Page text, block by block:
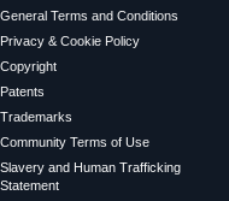
General Terms and Conditions
Privacy & Cookie Policy
Copyright
Patents
Trademarks
Community Terms of Use
Slavery and Human Trafficking
Statement